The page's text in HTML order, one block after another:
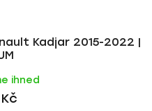
Kadjar 2015-2022 |
ihned